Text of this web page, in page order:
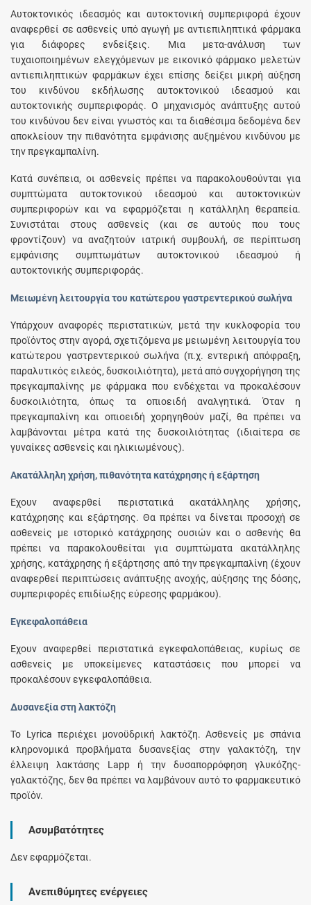
Αυτοκτονικός ιδεασμός και αυτοκτονική συμπεριφορά έχουν
αναφερθεί σε ασθενείς υπό αγωγή με αντιεπιληπτικά φάρμακα
για διάφορες ενδείξεις. Μια μετα-ανάλυση των
τυχαιοποιημένων ελεγχόμενων με εικονικό φάρμακο μελετών
αντιεπιληπτικών φαρμάκων έχει επίσης δείξει μικρή αύξηση
του κινδύνου εκδήλωσης αυτοκτονικού ιδεασμού και
αυτοκτονικής συμπεριφοράς. Ο μηχανισμός ανάπτυξης αυτού
του κινδύνου δεν είναι γνωστός και τα διαθέσιμα δεδομένα δεν
αποκλείουν την πιθανότητα εμφάνισης αυξημένου κινδύνου με
την πρεγκαμπαλίνη.
Κατά συνέπεια, οι ασθενείς πρέπει να παρακολουθούνται για
συμπτώματα αυτοκτονικού ιδεασμού και αυτοκτονικών
συμπεριφορών και να εφαρμόζεται η κατάλληλη θεραπεία.
Συνιστάται στους ασθενείς (και σε αυτούς που τους
φροντίζουν) να αναζητούν ιατρική συμβουλή, σε περίπτωση
εμφάνισης συμπτωμάτων αυτοκτονικού ιδεασμού ή
αυτοκτονικής συμπεριφοράς.
Μειωμένη λειτουργία του κατώτερου γαστρεντερικού σωλήνα
Υπάρχουν αναφορές περιστατικών, μετά την κυκλοφορία του
προϊόντος στην αγορά, σχετιζόμενα με μειωμένη λειτουργία του
κατώτερου γαστρεντερικού σωλήνα (π.χ. εντερική απόφραξη,
παραλυτικός ειλεός, δυσκοιλιότητα), μετά από συγχορήγηση της
πρεγκαμπαλίνης με φάρμακα που ενδέχεται να προκαλέσουν
δυσκοιλιότητα, όπως τα οπιοειδή αναλγητικά. Όταν η
πρεγκαμπαλίνη και οπιοειδή χορηγηθούν μαζί, θα πρέπει να
λαμβάνονται μέτρα κατά της δυσκοιλιότητας (ιδιαίτερα σε
γυναίκες ασθενείς και ηλικιωμένους).
Ακατάλληλη χρήση, πιθανότητα κατάχρησης ή εξάρτηση
Έχουν αναφερθεί περιστατικά ακατάλληλης χρήσης,
κατάχρησης και εξάρτησης. Θα πρέπει να δίνεται προσοχή σε
ασθενείς με ιστορικό κατάχρησης ουσιών και ο ασθενής θα
πρέπει να παρακολουθείται για συμπτώματα ακατάλληλης
χρήσης, κατάχρησης ή εξάρτησης από την πρεγκαμπαλίνη (έχουν
αναφερθεί περιπτώσεις ανάπτυξης ανοχής, αύξησης της δόσης,
συμπεριφορές επιδίωξης εύρεσης φαρμάκου).
Eγκεφαλοπάθεια
Έχουν αναφερθεί περιστατικά εγκεφαλοπάθειας, κυρίως σε
ασθενείς με υποκείμενες καταστάσεις που μπορεί να
προκαλέσουν εγκεφαλοπάθεια.
Δυσανεξία στη λακτόζη
Το Lyrica περιέχει μονοϋδρική λακτόζη. Ασθενείς με σπάνια
κληρονομικά προβλήματα δυσανεξίας στην γαλακτόζη, την
έλλειψη λακτάσης Lapp ή την δυσαπορρόφηση γλυκόζης-
γαλακτόζης, δεν θα πρέπει να λαμβάνουν αυτό το φαρμακευτικό
προϊόν.
Ασυμβατότητες
Δεν εφαρμόζεται.
Ανεπιθύμητες ενέργειες